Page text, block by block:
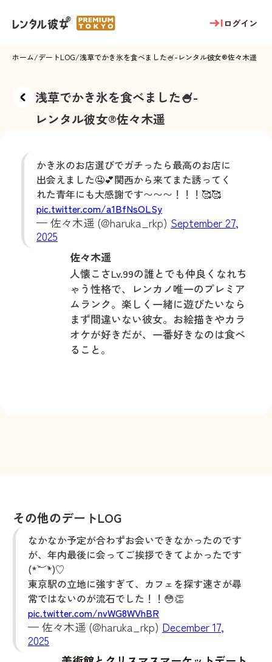
ログイン
ホーム/デートLOG/浅草でかき氷を食べました🍧-レンタル彼女®佐々木遥
浅草でかき氷を食べました🍧-
レンタル彼女®佐々木遥
かき氷のお店選びでガチったら最高のお店に
出会えました🤤💕関西から来てまた誘ってく
れた青年にも大感謝です〜〜〜！！！🥰🥰
pic.twitter.com/a1BfNsOLSy
— 佐々木遥 (@haruka_rkp) September 27,
2025
佐々木遥
人懐こさLv.99の誰とでも仲良くなれち
ゃう性格で、レンカノ唯一のプレミア
ムランク。楽しく一緒に遊びたいなら
まず間違いない彼女。お絵描きやカラ
オケが好きだが、一番好きなのは食べ
ること。
その他のデートLOG
なかなか予定が合わずお会いできなかったのです
が、年内最後に会ってご挨拶できてよかったです
(*´︶`*)♡
東京駅の立地に強すぎて、カフェを探す速さが尋
常ではないのが流石でした！！😳👏
pic.twitter.com/nvWG8WVhBR
— 佐々木遥 (@haruka_rkp) December 17,
2025